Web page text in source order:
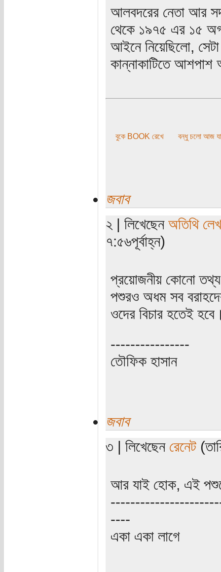
আলবদরের নেতা আর
থেকে ১৯৭৫ এর ১৫
আইনে নিয়েছিলো,
কান্নাকাটিতে
বুকে BOOK রেখে বন্ধু চলো আজ
জবাব
২ | লিখেছেন অতিথি
৭:৫৬পূর্বাহ্ন)
প্রয়োজনীয় কোনো তথ্য
পশুরও অধম সব
ওদের বিচার হতেই
----------------
তৌফিক হাসান
জবাব
৩ | লিখেছেন রেনেট
আর যাই হোক, এই
----
একা একা লাগে